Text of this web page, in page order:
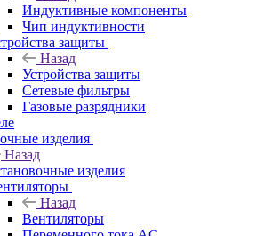
Индуктивные компоненты
Чип индуктивности
защиты
Назад
Устройства защиты
Сетевые фильтры
Газовые разрядники
изделия
Назад
изделия
Назад
Вентиляторы